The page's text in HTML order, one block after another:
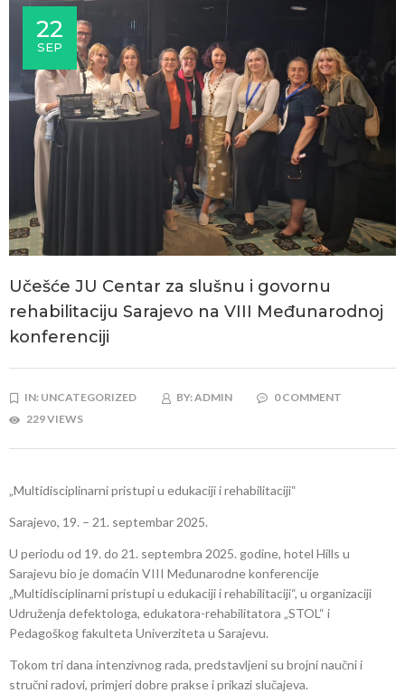
22
SEP
Učešće JU Centar za slušnu i govornu
rehabilitaciju Sarajevo na VIII Međunarodnoj
konferenciji
IN: UNCATEGORIZED BY:ADMIN
0 COMMENT
229 VIEWS
„Multidisciplinarni pristupi u edukaciji i rehabilitaciji“
Sarajevo, 19. – 21. septembar 2025.
U periodu od 19. do 21. septembra 2025. godine, hotel Hills u
Sarajevu bio je domaćin VIII Međunarodne konferencije
„Multidisciplinarni pristupi u edukaciji i rehabilitaciji“, u organizaciji
Udruženja defektologa, edukatora-rehabilitatora „STOL“ i
Pedagoškog fakulteta Univerziteta u Sarajevu.
Tokom tri dana intenzivnog rada, predstavljeni su brojni naučni i
stručni radovi, primjeri dobre prakse i prikazi slučajeva.